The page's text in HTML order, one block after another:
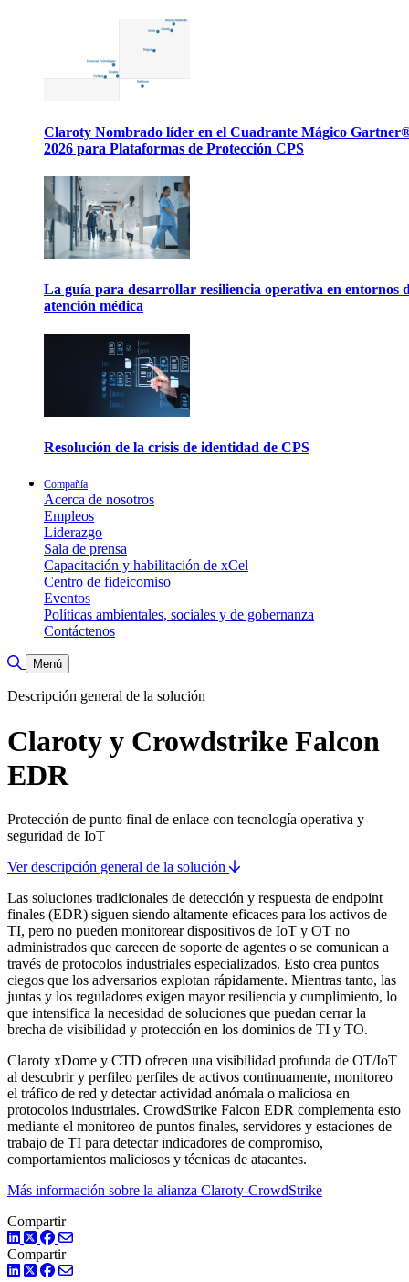
Claroty Nombrado líder en el Cuadrante Mágico
2026 para Plataformas de Protección CPS
La guía para desarrollar resiliencia operativa en entornos
atención médica
Resolución de la crisis de identidad de CPS
Compañía
Acerca de nosotros
Empleos
Liderazgo
Sala de prensa
Capacitación y habilitación de xCel
Centro de fideicomiso
Eventos
Políticas ambientales, sociales y de gobernanza
Contáctenos
Alternar búsqueda
Menú
Descripción general de la solución
Claroty y Crowdstrike Falcon
EDR
Protección de punto final de enlace con tecnología operativa y
seguridad de IoT
Ver descripción general de la solución
Las soluciones tradicionales de detección y respuesta de endpoint
finales (EDR) siguen siendo altamente eficaces para los activos de
TI, pero no pueden monitorear dispositivos de IoT y OT no
administrados que carecen de soporte de agentes o se comunican a
través de protocolos industriales especializados. Esto crea puntos
ciegos que los adversarios explotan rápidamente. Mientras tanto, las
juntas y los reguladores exigen mayor resiliencia y cumplimiento, lo
que intensifica la necesidad de soluciones que puedan cerrar la
brecha de visibilidad y protección en los dominios de TI y TO.
Claroty xDome y CTD ofrecen una visibilidad profunda de OT/IoT
al descubrir y perfileo perfiles de activos continuamente, monitoreo
el tráfico de red y detectar actividad anómala o maliciosa en
protocolos industriales. CrowdStrike Falcon EDR complementa esto
mediante el monitoreo de puntos finales, servidores y estaciones de
trabajo de TI para detectar indicadores de compromiso,
comportamientos maliciosos y técnicas de atacantes.
Más información sobre la alianza Claroty-CrowdStrike
Compartir
LinkedIn
TwitterFacebook
Compartir
LinkedIn
TwitterFacebook